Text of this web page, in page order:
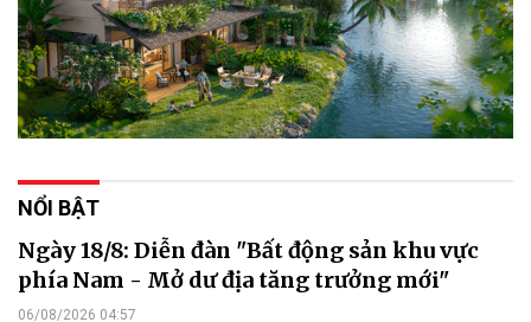
NỔI BẬT
Ngày 18/8: Diễn đàn "Bất động sản khu vực
phía Nam - Mở dư địa tăng trưởng mới"
06/08/2026 04:57